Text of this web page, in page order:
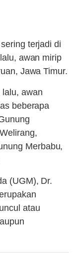
terjadi di
awan mirip
Jawa Timur.
awan
beberapa
Merbabu,
(UGM), Dr.
atau